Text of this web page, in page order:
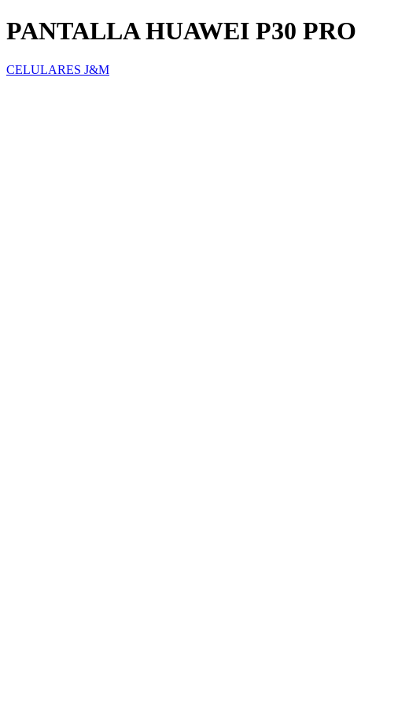
PANTALLA HUAWEI P30 PRO
CELULARES J&M